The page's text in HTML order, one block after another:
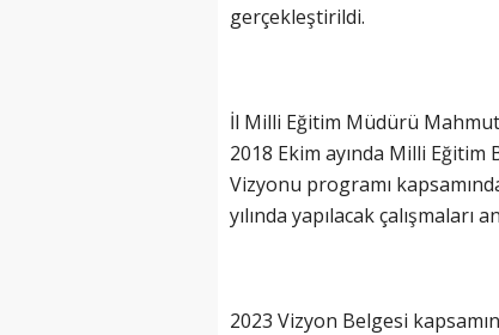
gerçekleştirildi.
İl Milli Eğitim Müdürü
2018 Ekim ayında Milli Eğitim
Vizyonu programı
yılında yapılacak çalışmaları
2023 Vizyon Belgesi